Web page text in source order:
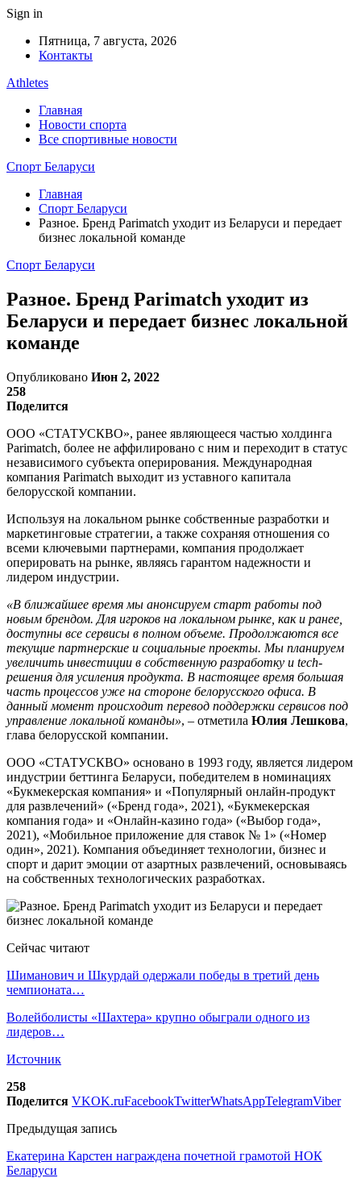
Sign in
Пятница, 7 августа, 2026
Контакты
Athletes
Главная
Новости спорта
Все спортивные новости
Спорт Беларуси
Главная
Спорт Беларуси
Разное. Бренд Parimatch уходит из Беларуси и передает
бизнес локальной команде
Спорт Беларуси
Разное. Бренд Parimatch уходит из
Беларуси и передает бизнес локальной
команде
Опубликовано Июн 2, 2022
258
Поделится
ООО «СТАТУСКВО», ранее являющееся частью холдинга
Parimatch, более не аффилировано с ним и переходит в статус
независимого субъекта оперирования. Международная
компания Parimatch выходит из уставного капитала
белорусской компании.
Используя на локальном рынке собственные разработки и
маркетинговые стратегии, а также сохраняя отношения со
всеми ключевыми партнерами, компания продолжает
оперировать на рынке, являясь гарантом надежности и
лидером индустрии.
«В ближайшее время мы анонсируем старт работы под
новым брендом. Для игроков на локальном рынке, как и ранее,
доступны все сервисы в полном объеме. Продолжаются все
текущие партнерские и социальные проекты. Мы планируем
увеличить инвестиции в собственную разработку и tech-
решения для усиления продукта. В настоящее время большая
часть процессов уже на стороне белорусского офиса. В
данный момент происходит перевод поддержки сервисов под
управление локальной команды», – отметила Юлия Лешкова,
глава белорусской компании.
ООО «СТАТУСКВО» основано в 1993 году, является лидером
индустрии беттинга Беларуси, победителем в номинациях
«Букмекерская компания» и «Популярный онлайн-продукт
для развлечений» («Бренд года», 2021), «Букмекерская
компания года» и «Онлайн-казино года» («Выбор года»,
2021), «Мобильное приложение для ставок № 1» («Номер
один», 2021). Компания объединяет технологии, бизнес и
спорт и дарит эмоции от азартных развлечений, основываясь
на собственных технологических разработках.
Сейчас читают
Шиманович и Шкурдай одержали победы в третий день
чемпионата…
Волейболисты «Шахтера» крупно обыграли одного из
лидеров…
Источник
258
Поделится VKOK.ruFacebookTwitterWhatsAppTelegramViber
Предыдущая запись
Екатерина Карстен награждена почетной грамотой НОК
Беларуси